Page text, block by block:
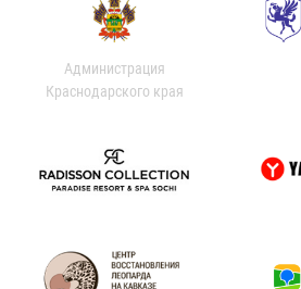
Администрация
Краснодарского края